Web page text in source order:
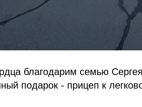
благодарим семью
подарок - прицеп к